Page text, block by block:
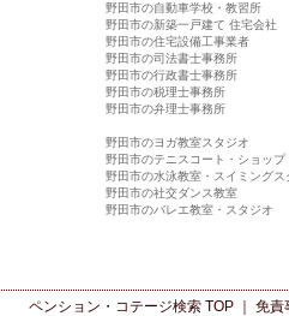
野田市の自動車学校・教習所
野田市の新築一戸建て 住宅会社
野田市の住宅設備工事業者
野田市の司法書士事務所
野田市の行政書士事務所
野田市の税理士事務所
野田市の弁理士事務所
野田市のヨガ教室スタジオ
野田市のテニスコート・ショップ
野田市の水泳教室・スイミングス
野田市の社交ダンス教室
野田市のバレエ教室・スタジオ
ペンション・コテージ検索TOP ｜ 免責